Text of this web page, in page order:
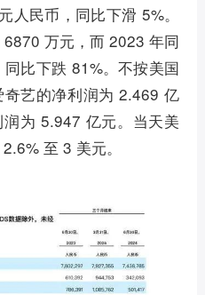
人民币，同比下滑 5%。
万元，而 2023 年同
比下跌 81%。不按美国
艺的净利润为 2.469 亿
为 5.947 亿元。当天美
至 3 美元。